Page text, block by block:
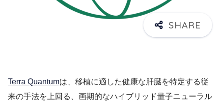
Terra Quantumは、移植に適した健康な肝臓を特定する従
来の手法を上回る、画期的なハイブリッド量子ニューラル